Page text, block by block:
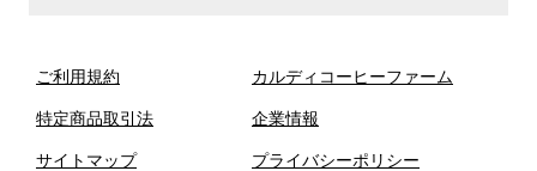
ご利用規約
特定商品取引法
サイトマップ
カルディコーヒーファーム
企業情報
プライバシーポリシー